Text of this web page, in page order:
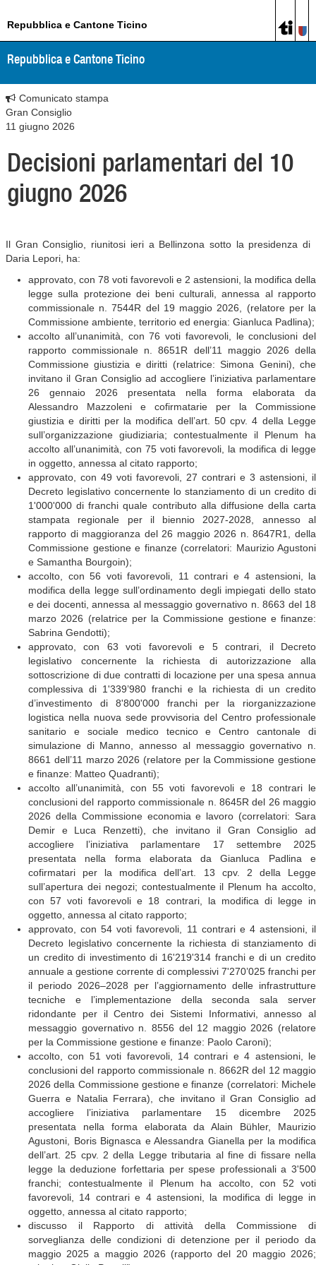
Repubblica e Cantone Ticino
Repubblica e Cantone Ticino
Comunicato stampa
Gran Consiglio
11 giugno 2026
Decisioni parlamentari del 10
giugno 2026
Il Gran Consiglio, riunitosi ieri a Bellinzona sotto la presidenza di
Daria Lepori, ha:
approvato, con 78 voti favorevoli e 2 astensioni, la modifica della
legge sulla protezione dei beni culturali, annessa al rapporto
commissionale n. 7544R del 19 maggio 2026, (relatore per la
Commissione ambiente, territorio ed energia: Gianluca Padlina);
accolto all’unanimità, con 76 voti favorevoli, le conclusioni del
rapporto commissionale n. 8651R dell’11 maggio 2026 della
Commissione giustizia e diritti (relatrice: Simona Genini), che
invitano il Gran Consiglio ad accogliere l’iniziativa parlamentare
26 gennaio 2026 presentata nella forma elaborata da
Alessandro Mazzoleni e cofirmatarie per la Commissione
giustizia e diritti per la modifica dell’art. 50 cpv. 4 della Legge
sull’organizzazione giudiziaria; contestualmente il Plenum ha
accolto all’unanimità, con 75 voti favorevoli, la modifica di legge
in oggetto, annessa al citato rapporto;
approvato, con 49 voti favorevoli, 27 contrari e 3 astensioni, il
Decreto legislativo concernente lo stanziamento di un credito di
1'000'000 di franchi quale contributo alla diffusione della carta
stampata regionale per il biennio 2027-2028, annesso al
rapporto di maggioranza del 26 maggio 2026 n. 8647R1, della
Commissione gestione e finanze (correlatori: Maurizio Agustoni
e Samantha Bourgoin);
accolto, con 56 voti favorevoli, 11 contrari e 4 astensioni, la
modifica della legge sull’ordinamento degli impiegati dello stato
e dei docenti, annessa al messaggio governativo n. 8663 del 18
marzo 2026 (relatrice per la Commissione gestione e finanze:
Sabrina Gendotti);
approvato, con 63 voti favorevoli e 5 contrari, il Decreto
legislativo concernente la richiesta di autorizzazione alla
sottoscrizione di due contratti di locazione per una spesa annua
complessiva di 1'339’980 franchi e la richiesta di un credito
d’investimento di 8'800'000 franchi per la riorganizzazione
logistica nella nuova sede provvisoria del Centro professionale
sanitario e sociale medico tecnico e Centro cantonale di
simulazione di Manno, annesso al messaggio governativo n.
8661 dell’11 marzo 2026 (relatore per la Commissione gestione
e finanze: Matteo Quadranti);
accolto all’unanimità, con 55 voti favorevoli e 18 contrari le
conclusioni del rapporto commissionale n. 8645R del 26 maggio
2026 della Commissione economia e lavoro (correlatori: Sara
Demir e Luca Renzetti), che invitano il Gran Consiglio ad
accogliere l’iniziativa parlamentare 17 settembre 2025
presentata nella forma elaborata da Gianluca Padlina e
cofirmatari per la modifica dell’art. 13 cpv. 2 della Legge
sull’apertura dei negozi; contestualmente il Plenum ha accolto,
con 57 voti favorevoli e 18 contrari, la modifica di legge in
oggetto, annessa al citato rapporto;
approvato, con 54 voti favorevoli, 11 contrari e 4 astensioni, il
Decreto legislativo concernente la richiesta di stanziamento di
un credito di investimento di 16'219'314 franchi e di un credito
annuale a gestione corrente di complessivi 7'270’025 franchi per
il periodo 2026–2028 per l’aggiornamento delle infrastrutture
tecniche e l’implementazione della seconda sala server
ridondante per il Centro dei Sistemi Informativi, annesso al
messaggio governativo n. 8556 del 12 maggio 2026 (relatore
per la Commissione gestione e finanze: Paolo Caroni);
accolto, con 51 voti favorevoli, 14 contrari e 4 astensioni, le
conclusioni del rapporto commissionale n. 8662R del 12 maggio
2026 della Commissione gestione e finanze (correlatori: Michele
Guerra e Natalia Ferrara), che invitano il Gran Consiglio ad
accogliere l’iniziativa parlamentare 15 dicembre 2025
presentata nella forma elaborata da Alain Bühler, Maurizio
Agustoni, Boris Bignasca e Alessandra Gianella per la modifica
dell’art. 25 cpv. 2 della Legge tributaria al fine di fissare nella
legge la deduzione forfettaria per spese professionali a 3'500
franchi; contestualmente il Plenum ha accolto, con 52 voti
favorevoli, 14 contrari e 4 astensioni, la modifica di legge in
oggetto, annessa al citato rapporto;
discusso il Rapporto di attività della Commissione di
sorveglianza delle condizioni di detenzione per il periodo da
maggio 2025 a maggio 2026 (rapporto del 20 maggio 2026;